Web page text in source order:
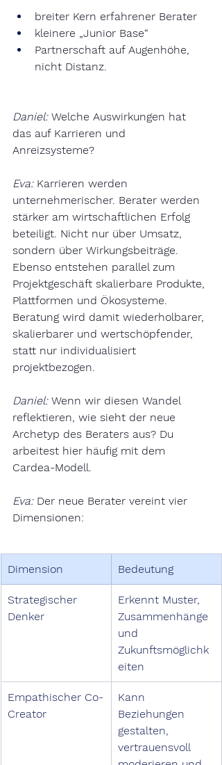
breiter Kern erfahrener Berater
kleinere „Junior Base“
Partnerschaft auf Augenhöhe,
nicht Distanz.
Daniel: Welche Auswirkungen hat
das auf Karrieren und
Anreizsysteme?
Eva: Karrieren werden
unternehmerischer. Berater werden
stärker am wirtschaftlichen Erfolg
beteiligt. Nicht nur über Umsatz,
sondern über Wirkungsbeiträge.
Ebenso entstehen parallel zum
Projektgeschäft skalierbare Produkte,
Plattformen und Ökosysteme.
Beratung wird damit wiederholbarer,
skalierbarer und wertschöpfender,
statt nur individualisiert
projektbezogen.
Daniel: Wenn wir diesen Wandel
reflektieren, wie sieht der neue
Archetyp des Beraters aus? Du
arbeitest hier häufig mit dem
Cardea-Modell.
Eva: Der neue Berater vereint vier
Dimensionen:
Dimension Bedeutung
Strategischer
Denker
Erkennt Muster,
Zusammenhänge
und
Zukunftsmöglichk
eiten
Empathischer Co-
Creator
Kann
Beziehungen
gestalten,
vertrauensvoll